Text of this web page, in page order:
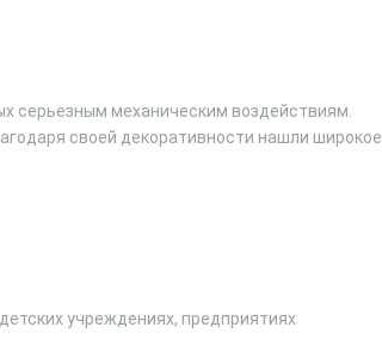
серьезным механическим воздействиям.
своей декоративности нашли широкое
учреждениях, предприятиях